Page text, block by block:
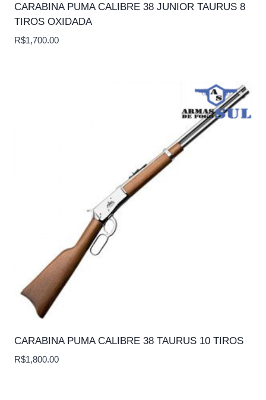
CARABINA PUMA CALIBRE 38 JUNIOR TAURUS 8
TIROS OXIDADA
R$1,700.00
CARABINA PUMA CALIBRE 38 TAURUS 10 TIROS
R$1,800.00